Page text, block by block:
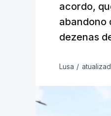
acordo,
abandono
dezenas
Lusa /